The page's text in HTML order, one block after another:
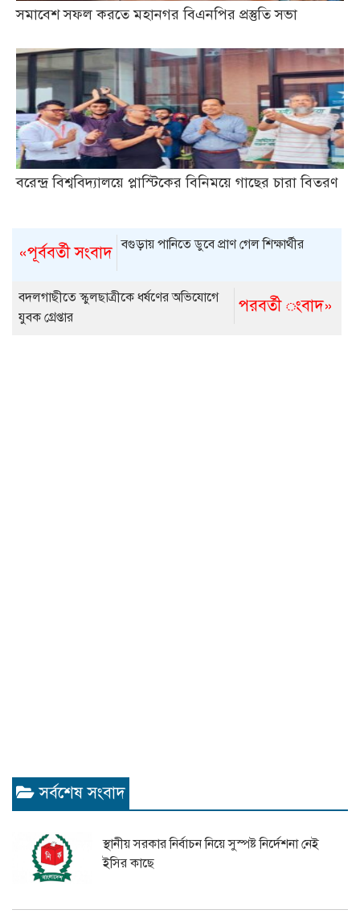
সমাবেশ সফল করতে মহানগর বিএনপির প্রস্তুতি সভা
বরেন্দ্র বিশ্ববিদ্যালয়ে প্লাস্টিকের বিনিময়ে গাছের চারা বিতরণ
«পূর্ববর্তী সংবাদ বগুড়ায় পানিতে ডুবে প্রাণ গেল শিক্ষার্থীর
পরবর্তী ংবাদ»
বদলগাছীতে স্কুলছাত্রীকে ধর্ষণের অভিযোগে
যুবক গ্রেপ্তার
সর্বশেষ সংবাদ
স্থানীয় সরকার নির্বাচন নিয়ে সুস্পষ্ট নির্দেশনা নেই
ইসির কাছে